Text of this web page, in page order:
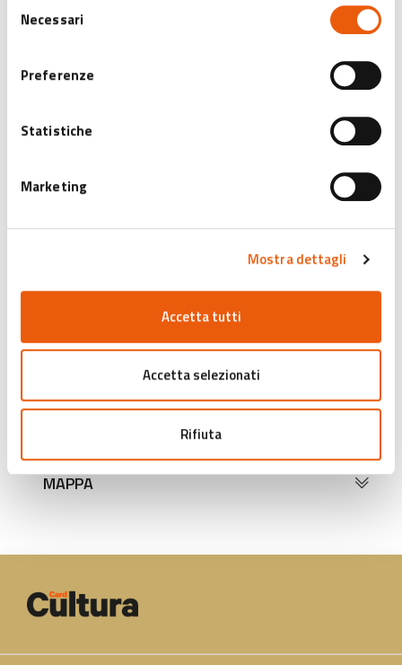
necessari.
delNecessari
Preferenze
Statistiche
Marketing
Mostra dettagli
Accetta tutti
Accetta selezionati
Rifiuta
Vantaggi abbonat* Card Cultura
Gennaio, febbraio:
Marzo, ottobre, novembre, dicembre:
Tutti i giorni: 10:00-13:00 | 15:00-18:30
Tutti i giorni: 9:30-12:30 | 16:00-20:00
Dal 26 dicembre al 6 gennaio:
Tutti i giorni: 10:00-17:00
Per ulteriori informazioni cliccaqui.
MAPPA